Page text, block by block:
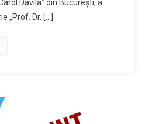
Davila” din București, a
„Prof. Dr. […]